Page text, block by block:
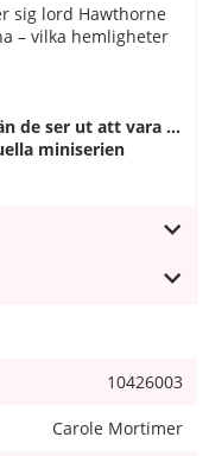
sig lord Hawthorne
– vilka hemligheter
de ser ut att vara …
miniserien
10426003
Carole Mortimer